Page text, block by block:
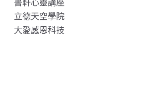
書軒心靈講座
立德天空學院
大愛感恩科技